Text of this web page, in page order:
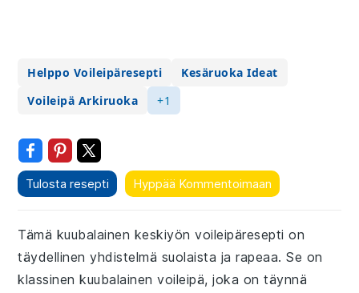
Helppo Voileipäresepti
Kesäruoka Ideat
Voileipä Arkiruoka
+1
Tulosta resepti Hyppää Kommentoimaan
Tämä kuubalainen keskiyön voileipäresepti on
täydellinen yhdistelmä suolaista ja rapeaa. Se on
klassinen kuubalainen voileipä, joka on täynnä